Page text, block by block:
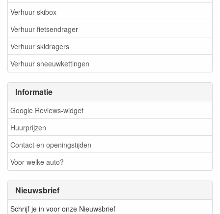
Verhuur skibox
Verhuur fietsendrager
Verhuur skidragers
Verhuur sneeuwkettingen
Informatie
Google Reviews-widget
Huurprijzen
Contact en openingstijden
Voor welke auto?
Nieuwsbrief
Schrijf je in voor onze Nieuwsbrief